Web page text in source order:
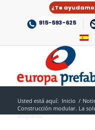
¿Te
915-593-625
Usted está aquí: Inicio /
Construcción modular. La
empresas